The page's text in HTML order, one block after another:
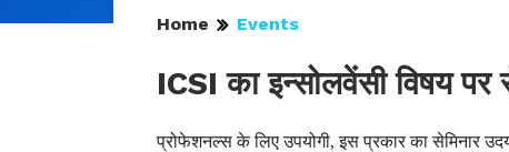
Home Events
ICSI का इन्सोलवेंसी विषय
प्रोफेशनल्स के लिए उपयोगी, इस प्रकार का सेमिनार